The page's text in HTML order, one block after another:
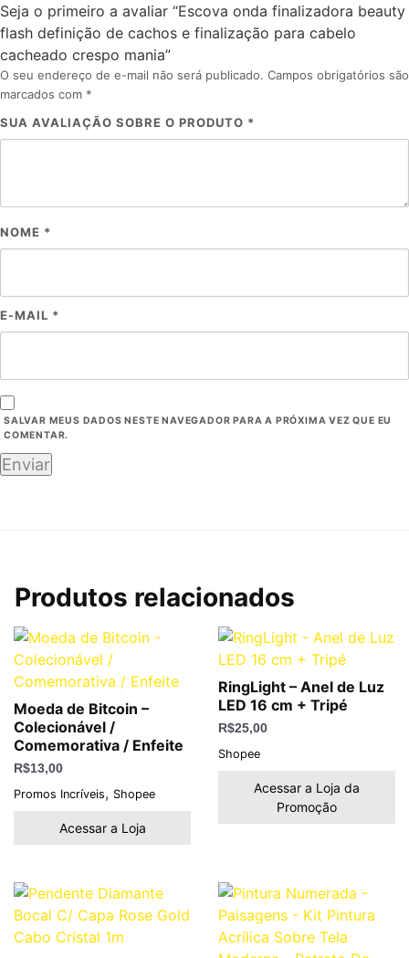
Seja o primeiro a avaliar “Escova onda finalizadora beauty
flash definição de cachos e finalização para cabelo
cacheado crespo mania”
O seu endereço de e-mail não será publicado. Campos obrigatórios são
marcados com *
SUA AVALIAÇÃO SOBRE O PRODUTO *
NOME *
E-MAIL *
SALVAR MEUS DADOS NESTE NAVEGADOR PARA A PRÓXIMA VEZ QUE EU
COMENTAR.
Produtos relacionados
Moeda de Bitcoin –
Colecionável /
Comemorativa / Enfeite
R$13,00
Promos Incríveis, Shopee
Acessar a Loja
RingLight – Anel de Luz
LED 16 cm + Tripé
R$25,00
Shopee
Acessar a Loja da
Promoção